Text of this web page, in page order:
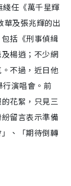
任《萬千星輝
華及張兆輝的出
括《刑事偵緝
楊逍；不少網
不過，近日他
演唱會。前
花絮，只見三
留言表示準備
、「期待倒轉